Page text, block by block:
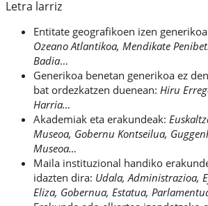
Letra larriz
Entitate geografikoen izen
Ozeano Atlantikoa, Mendikate
Badia…
Generikoa benetan generikoa ez
bat ordezkatzen duenean: Hiru
Harria…
Akademiak eta erakundeak:
Museoa, Gobernu Kontseilua,
Museoa…
Maila instituzional handiko
idazten dira: Udala, Administrazioa,
Eliza, Gobernua, Estatua,